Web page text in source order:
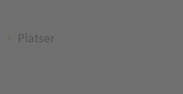
Platser